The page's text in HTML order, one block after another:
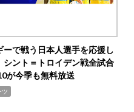
ーで戦う日本人選手を応援し
ント＝トロイデン戦全試合
が今季も無料放送
ツ